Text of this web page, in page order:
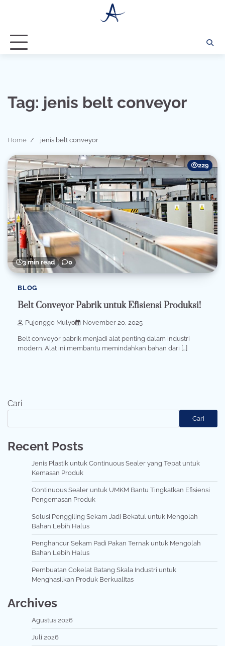
Tag: jenis belt conveyor
Home jenis belt conveyor
3 min read 0
229
BLOG
Belt Conveyor Pabrik untuk Efisiensi Produksi!
Pujonggo Mulyo November 20, 2025
Belt conveyor pabrik menjadi alat penting dalam industri
modern. Alat ini membantu memindahkan bahan dari […]
Cari
Cari
Recent Posts
Jenis Plastik untuk Continuous Sealer yang Tepat untuk
Kemasan Produk
Continuous Sealer untuk UMKM Bantu Tingkatkan Efisiensi
Pengemasan Produk
Solusi Penggiling Sekam Jadi Bekatul untuk Mengolah
Bahan Lebih Halus
Penghancur Sekam Padi Pakan Ternak untuk Mengolah
Bahan Lebih Halus
Pembuatan Cokelat Batang Skala Industri untuk
Menghasilkan Produk Berkualitas
Archives
Agustus 2026
Juli 2026